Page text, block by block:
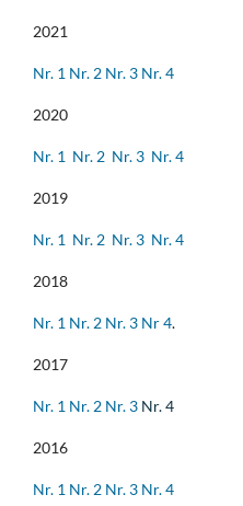
2021
Nr. 1 Nr. 2 Nr. 3 Nr. 4
2020
Nr. 1 Nr. 2 Nr. 3 Nr. 4
2019
Nr. 1 Nr. 2 Nr. 3 Nr. 4
2018
Nr. 1 Nr. 2 Nr. 3 Nr 4.
2017
Nr. 1 Nr. 2 Nr. 3 Nr. 4
2016
Nr. 1 Nr. 2 Nr. 3 Nr. 4